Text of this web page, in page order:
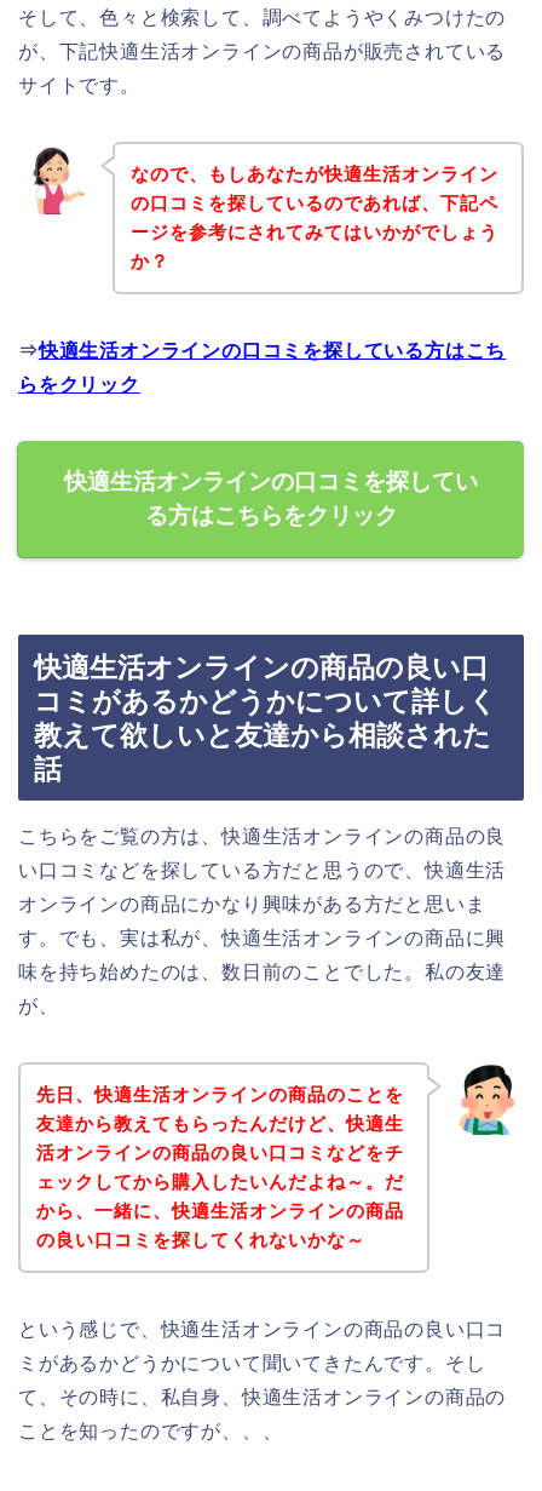
そして、色々と検索して、調べてようやくみつけたの
が、下記快適生活オンラインの商品が販売されている
サイトです。
なので、もしあなたが快適生活オンライン
の口コミを探しているのであれば、下記ペ
ージを参考にされてみてはいかがでしょう
か？
⇒快適生活オンラインの口コミを探している方はこち
らをクリック
快適生活オンラインの口コミを探してい
る方はこちらをクリック
快適生活オンラインの商品の良い口
コミがあるかどうかについて詳しく
教えて欲しいと友達から相談された
話
こちらをご覧の方は、快適生活オンラインの商品の良
い口コミなどを探している方だと思うので、快適生活
オンラインの商品にかなり興味がある方だと思いま
す。でも、実は私が、快適生活オンラインの商品に興
味を持ち始めたのは、数日前のことでした。私の友達
が、
先日、快適生活オンラインの商品のことを
友達から教えてもらったんだけど、快適生
活オンラインの商品の良い口コミなどをチ
ェックしてから購入したいんだよね～。だ
から、一緒に、快適生活オンラインの商品
の良い口コミを探してくれないかな～
という感じで、快適生活オンラインの商品の良い口コ
ミがあるかどうかについて聞いてきたんです。そし
て、その時に、私自身、快適生活オンラインの商品の
ことを知ったのですが、、、